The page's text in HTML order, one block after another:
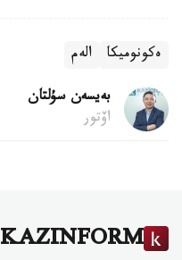
ەكونوميكا الەم
بەيسەن سۇلتان
اۆتور
KAZINFORM